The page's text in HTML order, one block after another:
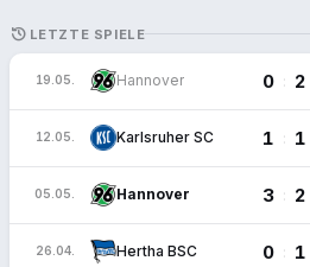
HISTORY LETZTE SPIELE
19.05. Hannover 0 : 2
12.05. Karlsruher SC 1 : 1
05.05. Hannover 3 : 2
26.04. Hertha BSC 0 : 1